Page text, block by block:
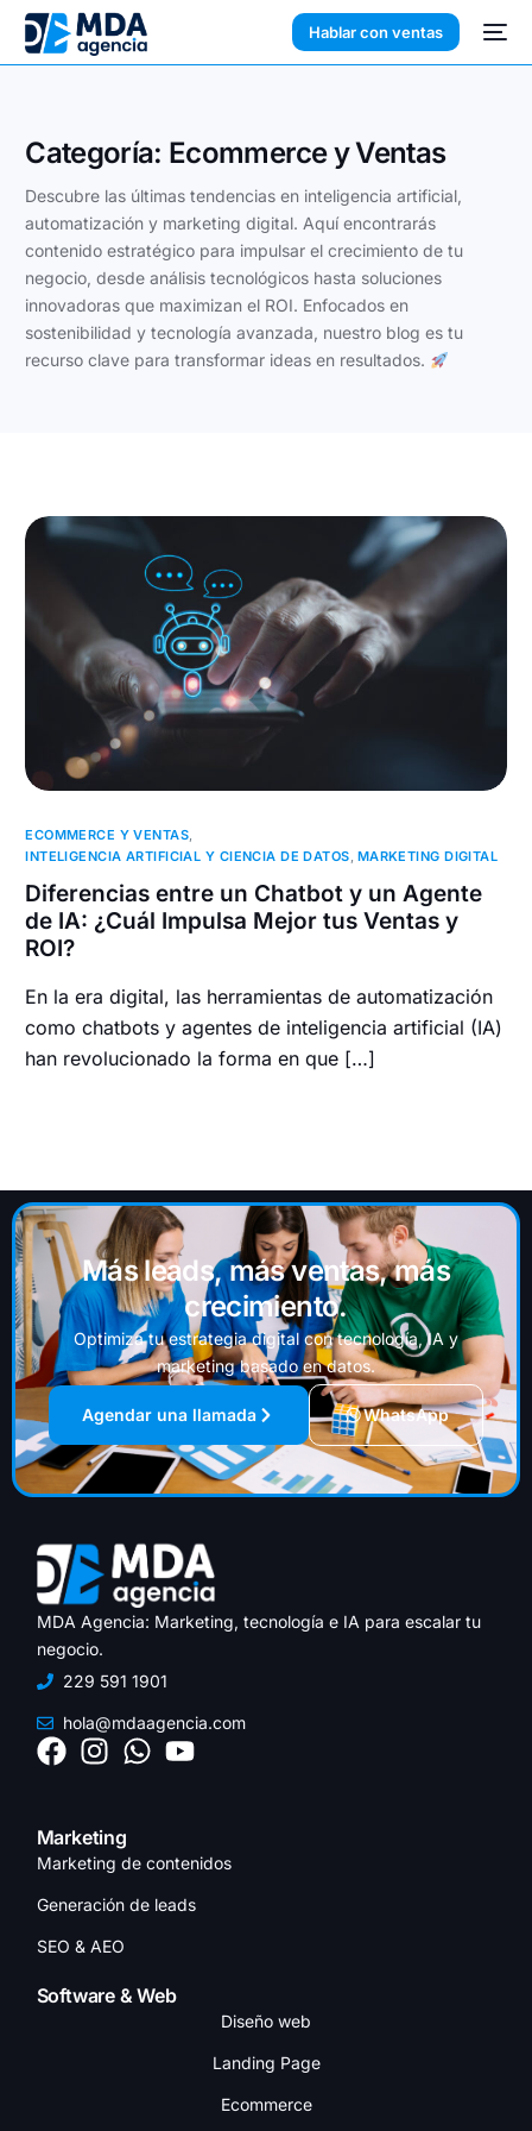
Hablar con ventas
Categoría: Ecommerce y Ventas
Descubre las últimas tendencias en inteligencia artificial,
automatización y marketing digital. Aquí encontrarás
contenido estratégico para impulsar el crecimiento de tu
negocio, desde análisis tecnológicos hasta soluciones
innovadoras que maximizan el ROI. Enfocados en
sostenibilidad y tecnología avanzada, nuestro blog es tu
recurso clave para transformar ideas en resultados.
ECOMMERCE Y VENTAS,
INTELIGENCIA ARTIFICIAL Y CIENCIA DE DATOS, MARKETING DIGITAL
Diferencias entre un Chatbot y un Agente
de IA: ¿Cuál Impulsa Mejor tus Ventas y
ROI?
En la era digital, las herramientas de automatización
como chatbots y agentes de inteligencia artificial (IA)
han revolucionado la forma en que […]
Más leads, más ventas, más
crecimiento.
Optimiza tu estrategia digital con tecnología, IA y
marketing basado en datos.
Agendar una llamada WhatsApp
MDA Agencia: Marketing, tecnología e IA para escalar tu
negocio.
229 591 1901
hola@mdaagencia.com
Marketing
Marketing de contenidos
Generación de leads
SEO & AEO
Software & Web
Diseño web
Landing Page
Ecommerce